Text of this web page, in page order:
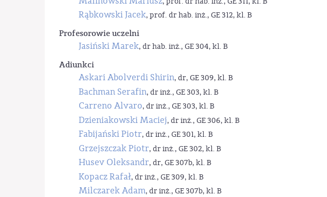
Rąbkowski Jacek, prof. dr hab. inż., GE 312, kl. B
Profesorowie uczelni
Jasiński Marek, dr hab. inż., GE 304, kl. B
Adiunkci
Askari Abolverdi Shirin, dr, GE 309, kl. B
Bachman Serafin, dr inż., GE 303, kl. B
Carreno Alvaro, dr inż., GE 303, kl. B
Dzieniakowski Maciej, dr inż., GE 306, kl. B
Fabijański Piotr, dr inż., GE 301, kl. B
Grzejszczak Piotr, dr inż., GE 302, kl. B
Husev Oleksandr, dr, GE 307b, kl. B
Kopacz Rafał, dr inż., GE 309, kl. B
Milczarek Adam, dr inż., GE 307b, kl. B